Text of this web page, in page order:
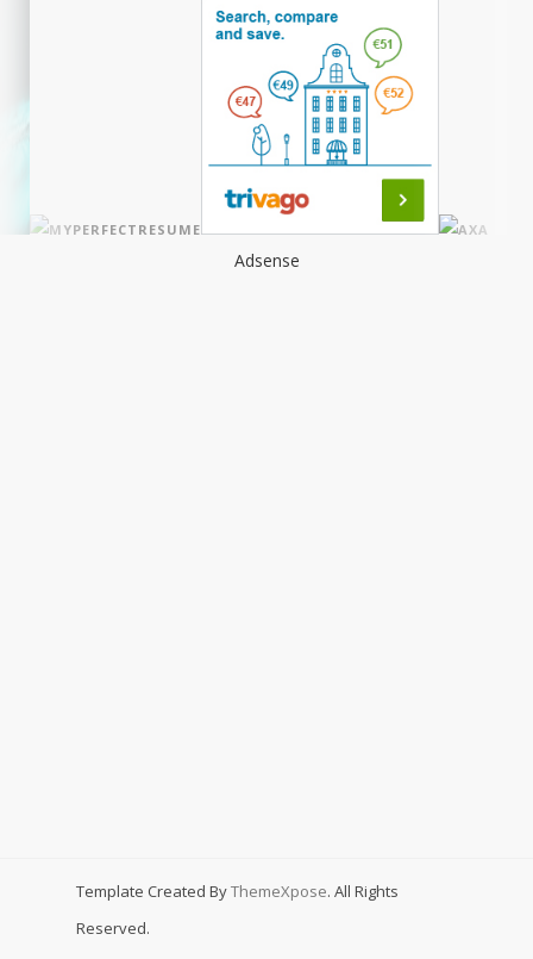
Adsense
Template Created ByThemeXpose. All Rights
Reserved.